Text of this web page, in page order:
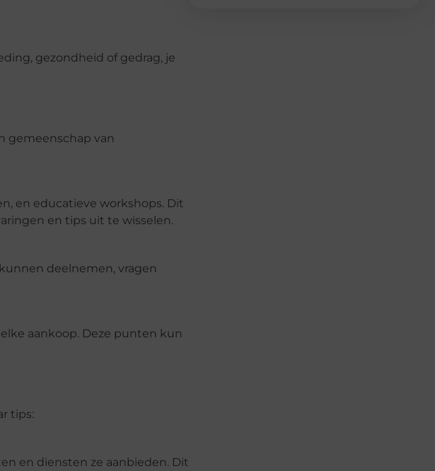
gezondheid of gedrag, je
gemeenschap van
en educatieve workshops. Dit
en tips uit te wisselen.
deelnemen, vragen
aankoop. Deze punten kun
tips:
en diensten ze aanbieden. Dit